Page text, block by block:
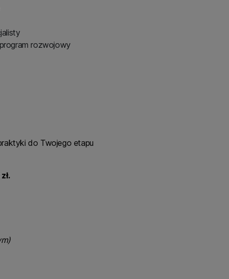
rozwojowy
do Twojego etapu